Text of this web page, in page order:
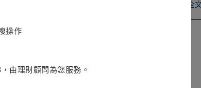
詳全
操作
，由理財顧問為您服務。